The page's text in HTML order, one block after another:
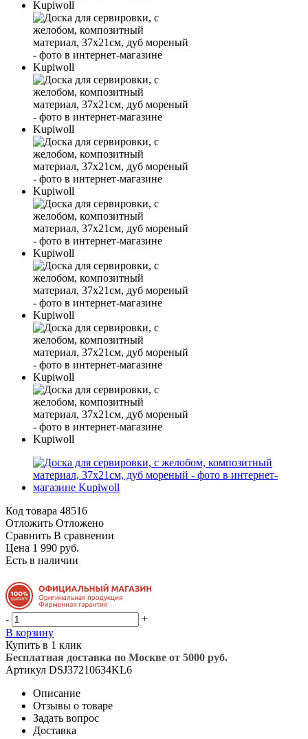
Код товара 48516
Отложить Отложено
Сравнить В сравнении
Цена 1 990 руб.
Есть в наличии
-
+
В корзину
Купить в 1 клик
Бесплатная доставка по Москве от 5000 руб.
Артикул DSJ37210634KL6
Описание
Отзывы о товаре
Задать вопрос
Доставка